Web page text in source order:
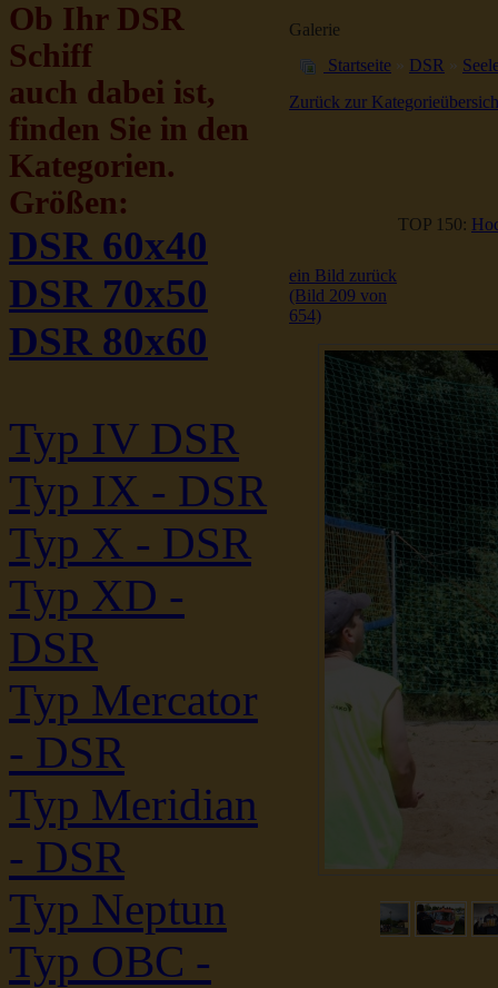
Ob Ihr DSR
Schiff
auch dabei ist,
finden Sie in den
Kategorien.
Größen:
DSR 60x40
DSR 70x50
DSR 80x60
Typ IV DSR
Typ IX - DSR
Typ X - DSR
Typ XD -
DSR
Typ Mercator
- DSR
Typ Meridian
- DSR
Typ Neptun
Typ OBC -
Galerie
Startseite » DSR »
Zurück zur
TOP 150:
ein Bild zurück
(Bild 209 von
654)